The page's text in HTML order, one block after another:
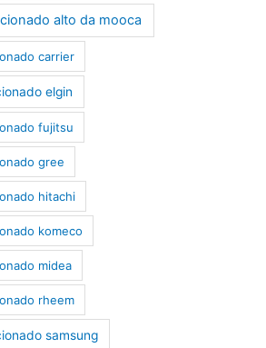
alto da mooca
carrier
elgin
fujitsu
gree
hitachi
komeco
midea
rheem
samsung